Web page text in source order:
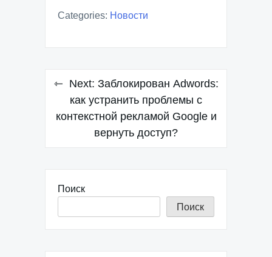
Categories: Новости
Навигация
записям
Next: Заблокирован Adwords:
как устранить проблемы с
контекстной рекламой Google и
вернуть доступ?
Поиск
Поиск